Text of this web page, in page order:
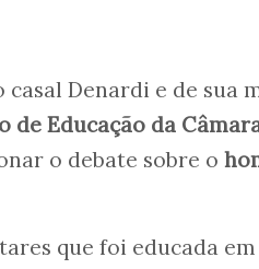
Denardi e de sua
de Educação da
o debate sobre o
que foi educada